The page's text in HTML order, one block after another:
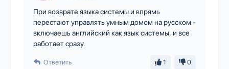
При возврате языка системы и впрямь
перестают управлять умным домом на русском -
включаешь английский как язык системы, и все
работает сразу.
Ответить 1 0